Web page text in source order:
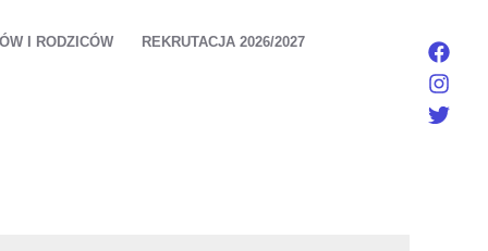
I RODZICÓW REKRUTACJA 2026/2027